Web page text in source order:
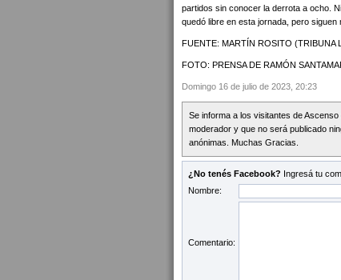
partidos sin conocer la derrota a ocho.
quedó libre en esta jornada, pero siguen
FUENTE: MARTÍN ROSITO (TRIBUNA
FOTO: PRENSA DE RAMÓN
Domingo 16 de julio de 2023, 20:23
Se informa a los visitantes de
moderador y que no será publicado
anónimas. Muchas Gracias.
¿No tenés Facebook? Ingresá tu
Nombre:
Comentario: